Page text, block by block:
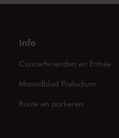
Info
Concertvrienden en Entrée
Maandblad Preludium
Route en parkeren